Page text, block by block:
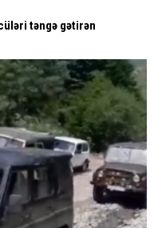
təngə gətirən